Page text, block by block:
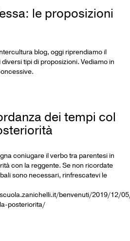
le proposizioni
blog, oggi riprendiamo il
tipi di proposizioni. Vediamo in
dei tempi col
coniugare il verbo tra parentesi in
con la reggente. Se non ricordate
sono necessari, rinfrescatevi le
benvenuti/2019/12/
posteriorita/